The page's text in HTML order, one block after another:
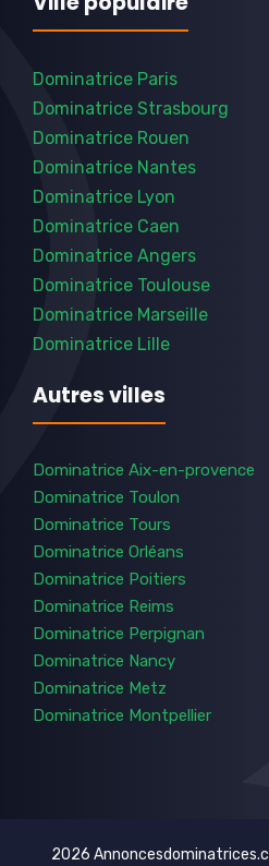
Dominatrice Paris
Dominatrice Strasbourg
Dominatrice Rouen
Dominatrice Nantes
Dominatrice Lyon
Dominatrice Caen
Dominatrice Angers
Dominatrice Toulouse
Dominatrice Marseille
Dominatrice Lille
Autres villes
Dominatrice Aix-en-provence
Dominatrice Toulon
Dominatrice Tours
Dominatrice Orléans
Dominatrice Poitiers
Dominatrice Reims
Dominatrice Perpignan
Dominatrice Nancy
Dominatrice Metz
Dominatrice Montpellier
2026